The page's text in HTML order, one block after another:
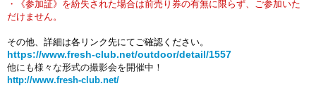
・《参加証》を紛失された場合は前売り券の有無に限らず、ご参加いた
だけません。
その他、詳細は各リンク先にてご確認ください。
https://www.fresh-club.net/outdoor/detail/1557
他にも様々な形式の撮影会を開催中！
http://www.fresh-club.net/